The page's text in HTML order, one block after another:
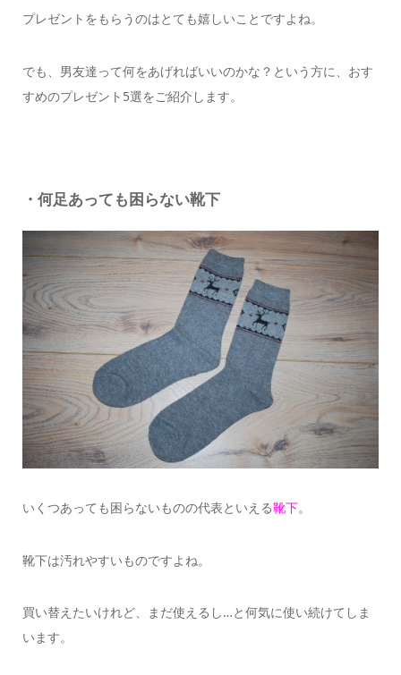
プレゼントをもらうのはとても嬉しいことですよね。
でも、男友達って何をあげればいいのかな？という方に、おす
すめのプレゼント5選をご紹介します。
・何足あっても困らない靴下
いくつあっても困らないものの代表といえる靴下。
靴下は汚れやすいものですよね。
買い替えたいけれど、まだ使えるし…と何気に使い続けてしま
います。